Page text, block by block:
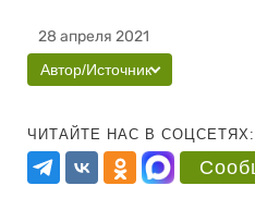
28 апреля 2021
Автор/Источник
ЧИТАЙТЕ НАС В СОЦСЕТЯХ: